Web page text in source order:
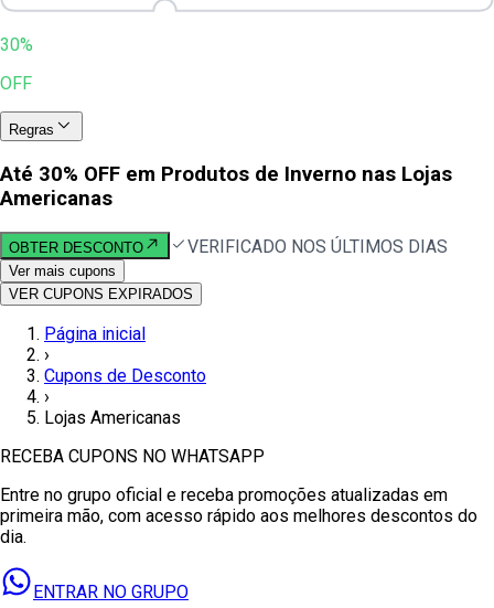
30%
OFF
Regras
Até 30% OFF em Produtos de Inverno nas Lojas
Americanas
OBTER DESCONTO VERIFICADO NOS ÚLTIMOS DIAS
Ver mais cupons
VER CUPONS EXPIRADOS
Página inicial
›
Cupons de Desconto
›
Lojas Americanas
RECEBA CUPONS NO WHATSAPP
Entre no grupo oficial e receba promoções atualizadas em
primeira mão, com acesso rápido aos melhores descontos do
dia.
ENTRAR NO GRUPO